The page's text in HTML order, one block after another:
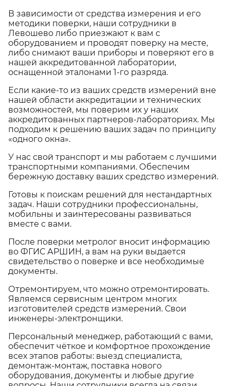
В зависимости от средства измерения и его
методики поверки, наши сотрудники в
Левошево либо приезжают к вам с
оборудованием и проводят поверку на месте,
либо снимают ваши приборы и поверяют его в
нашей аккредитованной лаборатории,
оснащенной эталонами 1-го разряда.
Если какие-то из ваших средств измерений вне
нашей области аккредитации и технических
возможностей, мы поверим их у наших
аккредитованных партнеров-лабораториях. Мы
подходим к решению ваших задач по принципу
«одного окна».
У нас свой транспорт и мы работаем с лучшими
транспортными компаниями. Обеспечим
бережную доставку ваших средство измерений.
Готовы к поискам решений для нестандартных
задач. Наши сотрудники профессиональны,
мобильны и заинтересованы развиваться
вместе с вами.
После поверки метролог вносит информацию
во ФГИС АРШИН, а вам на руки выдается
свидетельство о поверке и все необходимые
документы.
Отремонтируем, что можно отремонтировать.
Являемся сервисным центром многих
изготовителей средств измерений. Свои
инженеры-электронщики.
Персональный менеджер, работающий с вами,
обеспечит чёткое и комфортное прохождение
всех этапов работы: выезд специалиста,
демонтаж-монтаж, поставка нового
оборудования, документы и любые другие